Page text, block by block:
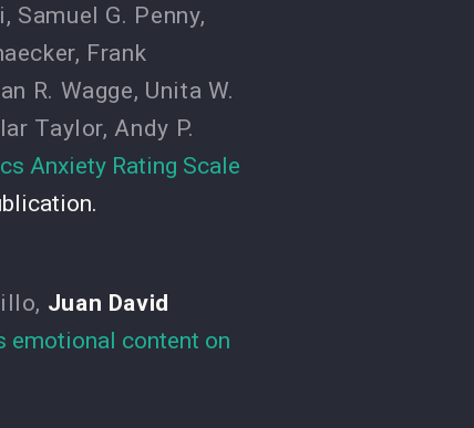
, Samuel G. Penny,
, Frank
R. Wagge, Unita W.
Taylor,Andy P.
Anxiety Rating Scale
, Juan David
emotional content on